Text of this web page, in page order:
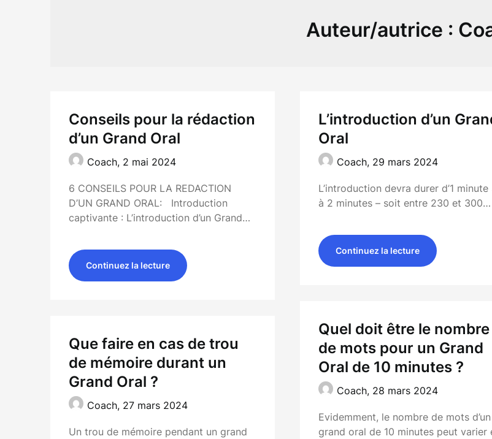
Auteur/autrice :
Conseils pour la rédaction
d’un Grand Oral
Coach, 2 mai 2024
6 CONSEILS POUR LA REDACTION
D’UN GRAND ORAL: Introduction
captivante : L’introduction d’un Grand…
Continuez la lecture
Que faire en cas de trou
de mémoire durant un
Grand Oral ?
Coach, 27 mars 2024
Un trou de mémoire pendant un grand
L’introduction d’un
Oral
Coach, 29 mars 2024
L’introduction devra durer d’1 minute
à 2 minutes – soit entre 230 et 300…
Continuez la lecture
Quel doit être le nombre
de mots pour un Grand
Oral de 10 minutes ?
Coach, 28 mars 2024
Evidemment, le nombre de mots d’un
grand oral de 10 minutes peut varier